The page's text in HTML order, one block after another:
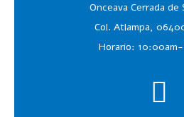
Onceava Cerrada de
Col. Atlampa,
Horario: